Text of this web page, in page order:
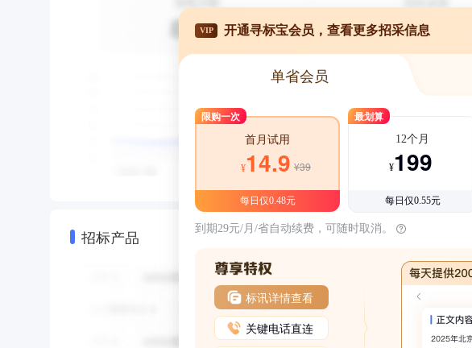
招标产品
VIP 开通寻标宝会员，查看更多招采信息
单省会员
限购一次
首月试用
¥14.9 ¥39
每日仅0.48元
最划算
12个月
¥199
每日仅0.55元
到期29元/月/省自动续费，可随时取消。
标讯详情查看
关键电话直连